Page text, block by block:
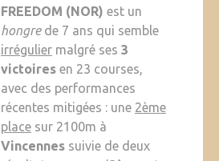
FREEDOM (NOR) est un
hongrede 7 ans qui semble
irréguliermalgré ses 3
victoiresen 23 courses,
avec des performances
récentes mitigées : une 2ème
placesur 2100m à
Vincennessuivie de deux